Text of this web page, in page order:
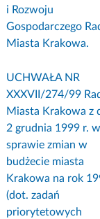
i Rozwoju
Gospodarczego
Miasta Krakowa.
UCHWAŁA NR
XXXVII/274/99
Miasta Krakowa z
2 grudnia 1999 r. w
sprawie zmian w
budżecie miasta
Krakowa na rok
(dot. zadań
priorytetowych